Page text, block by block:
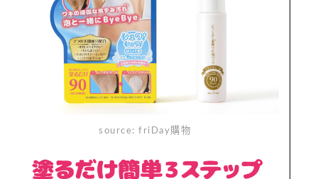
source: friDay購物